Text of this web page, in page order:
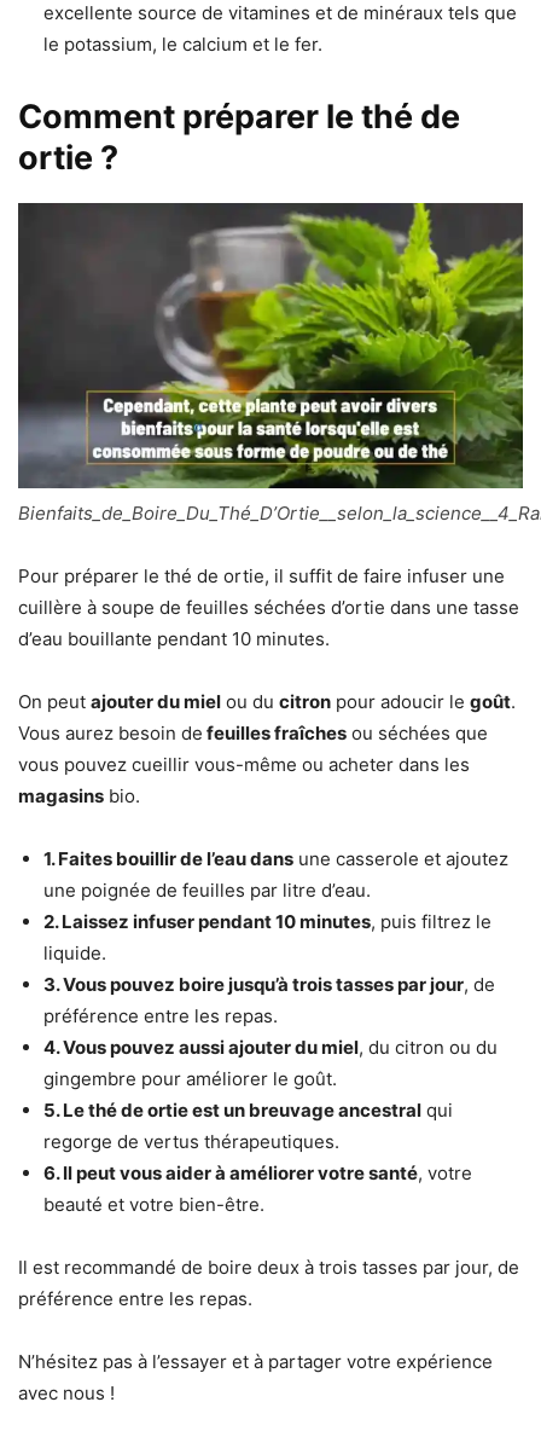
excellente source de vitamines et de minéraux tels que
le potassium, le calcium et le fer.
Comment préparer le thé de
ortie ?
Pour préparer le thé de ortie, il suffit de faire infuser une
cuillère à soupe de feuilles séchées d’ortie dans une tasse
d’eau bouillante pendant 10 minutes.
On peut ajouter du miel ou du citron pour adoucir le goût.
Vous aurez besoin de feuilles fraîches ou séchées que
vous pouvez cueillir vous-même ou acheter dans les
magasins bio.
1. Faites bouillir de l’eau dans une casserole et ajoutez
une poignée de feuilles par litre d’eau.
2. Laissez infuser pendant 10 minutes, puis filtrez le
liquide.
3. Vous pouvez boire jusqu’à trois tasses par jour, de
préférence entre les repas.
4. Vous pouvez aussi ajouter du miel, du citron ou du
gingembre pour améliorer le goût.
5. Le thé de ortie est un breuvage ancestral qui
regorge de vertus thérapeutiques.
6. Il peut vous aider à améliorer votre santé, votre
beauté et votre bien-être.
Il est recommandé de boire deux à trois tasses par jour, de
préférence entre les repas.
N’hésitez pas à l’essayer et à partager votre expérience
avec nous !